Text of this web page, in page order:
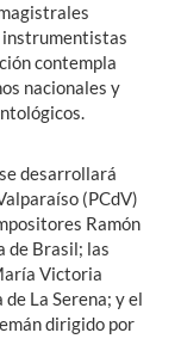
instrumentistas
contempla
nacionales y
desarrollará
(PCdV)
Ramón
de Brasil; las
Victoria
La Serena; y el
dirigido por